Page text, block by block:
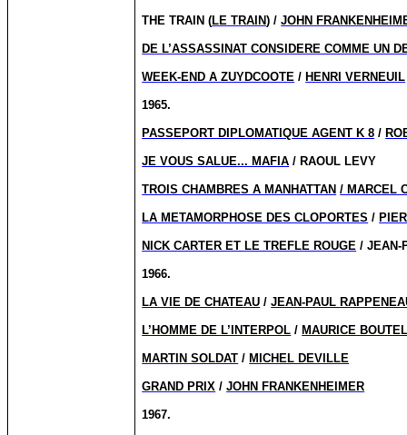
THE TRAIN (LE TRAIN) /JOHN
DE L’ASSASSINAT CONSIDERE COMME UN
WEEK-END A ZUYDCOOTE / HENRI VERNEUIL
1965.
PASSEPORT DIPLOMATIQUE AGENT K 8 /
JE VOUS SALUE... MAFIA / RAOUL LEVY
TROIS CHAMBRES A MANHATTAN / MARCEL
LA METAMORPHOSE DES CLOPORTES /
NICK CARTER ET LE TREFLE ROUGE / JEAN-
1966.
LA VIE DE CHATEAU /JEAN-PAUL
L’HOMME DE L’INTERPOL / MAURICE
MARTIN SOLDAT / MICHEL DEVILLE
GRAND PRIX /JOHN FRANKENHEIMER
1967.